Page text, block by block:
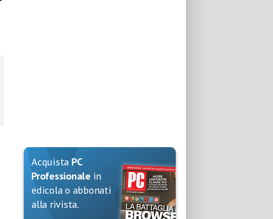
Acquista PC
Professionale in
edicola o abbonati
alla rivista.